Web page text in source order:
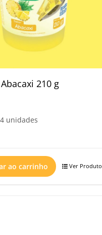
210 g
unidades
ao carrinho Ver Produto